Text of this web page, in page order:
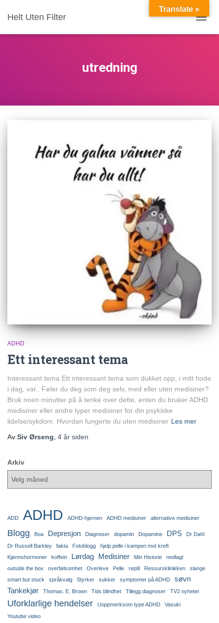
Helt Uten Filter
utredning
ADHD
Ett interessant tema
Interessant tema Ett interessant tema som dukket opp, i mitt hode
i dag, var.. Føler du deg som deg selv, med eller uten medisiner?
Bruk noen minutter på å tenke over dette, enten du bruker ADHD
medisiner eller andre typer medisiner for din psykiske
lidelse/sykdom. Hvordan fungerte du uten medisiner Les mer
Av Siv Ørseng 4 år siden
Arkiv
ADD ADHD ADHD-hjernen ADHD medisiner alternative medisiner
Blogg Boa Depresjon Diagnoser dopamin Dopamine DPS
Dr Dahl
Dr Russell Barkley
fakta Fotoblogg
hjelp pelle i kampen mot kreft
Kjønnshormoner
koffein Lørdag Medisiner Min Historie
nedlagt
outside the box
overfølsomhet Overleve Pelle reptil Ressursklinikken
slange
smart but stuck
språkvalg Styrker sukker symptomer på ADHD
søvn
Tankekjør
Thomas. E. Brown Tids blindhet Tillegg diagnoser TV2 nyheter
Uforklarlige hendelser Uoppmerksom type ADHD
Vasuki
Youtube video
Translate »